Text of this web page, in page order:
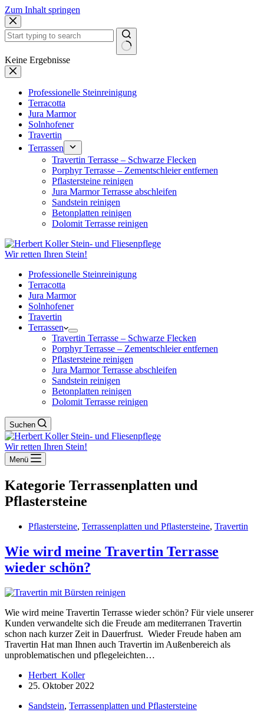
Zum Inhalt springen
Keine Ergebnisse
Professionelle Steinreinigung
Terracotta
Jura Marmor
Solnhofener
Travertin
Terrassen
Travertin Terrasse – Schwarze Flecken
Porphyr Terrasse – Zementschleier entfernen
Pflastersteine reinigen
Jura Marmor Terrasse abschleifen
Sandstein reinigen
Betonplatten reinigen
Dolomit Terrasse reinigen
Wir retten Ihren Stein!
Professionelle Steinreinigung
Terracotta
Jura Marmor
Solnhofener
Travertin
Terrassen
Travertin Terrasse – Schwarze Flecken
Porphyr Terrasse – Zementschleier entfernen
Pflastersteine reinigen
Jura Marmor Terrasse abschleifen
Sandstein reinigen
Betonplatten reinigen
Dolomit Terrasse reinigen
Suchen
Wir retten Ihren Stein!
Menü
Kategorie Terrassenplatten und
Pflastersteine
Pflastersteine, Terrassenplatten und Pflastersteine, Travertin
Wie wird meine Travertin Terrasse
wieder schön?
Wie wird meine Travertin Terrasse wieder schön? Für viele unserer
Kunden verwandelte sich die Freude am mediterranen Travertin
schon nach kurzer Zeit in Dauerfrust. Wieder Freude haben am
Travertin Hat man Ihnen auch Travertin im Außenbereich als
unproblematischen und pflegeleichten…
Herbert_Koller
25. Oktober 2022
Sandstein, Terrassenplatten und Pflastersteine